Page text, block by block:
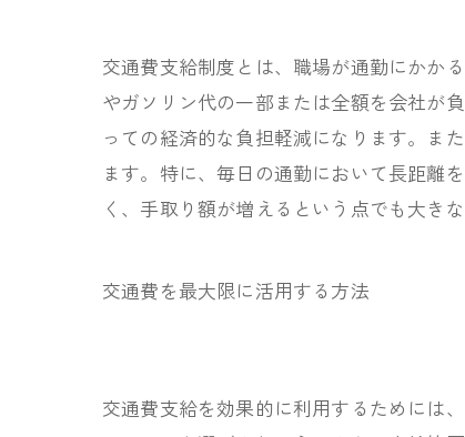
交通費支給制度とは、職場が通勤にかか
やガソリン代の一部または全額を会社が
っての経済的な負担軽減になります。ま
ます。特に、毎日の通勤において長距離
く、手取り額が増えるという点でも大きな
交通費を最大限に活用する方法
交通費支給を効果的に利用するためには